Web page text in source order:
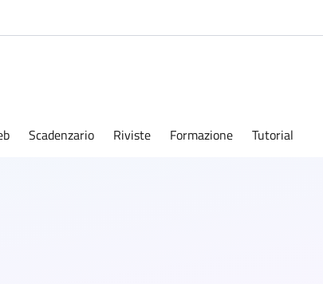
Scadenzario Riviste Formazione Tutorial